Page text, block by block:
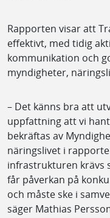
Rapporten visar att
effektivt, med tidig
kommunikation och
myndigheter,
– Det känns bra att
uppfattning att vi
bekräftas av
näringslivet i
infrastrukturen krävs
får påverkan på
och måste ske i
säger Mathias